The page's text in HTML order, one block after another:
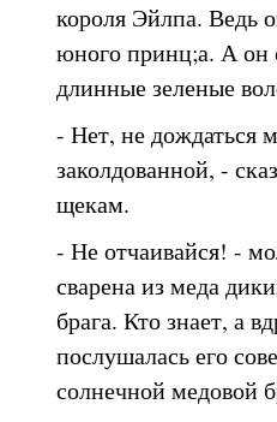
короля Эйлпа. Ведь
юного принц;а. А он
длинные зеленые
- Нет, не дождаться
заколдованной, -
щекам.
- Не отчаивайся! -
сварена из меда
брага. Кто знает, а
послушалась его
солнечной медовой